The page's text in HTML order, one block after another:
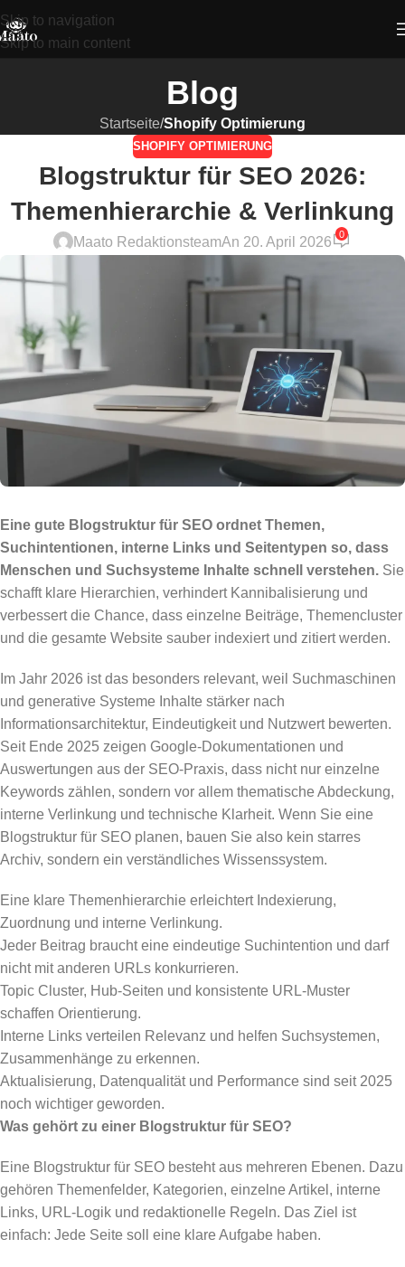
Skip to navigation
Skip to main content
Blog
Startseite/Shopify Optimierung
SHOPIFY OPTIMIERUNG
Blogstruktur für SEO 2026:
Themenhierarchie & Verlinkung
Maato RedaktionsteamAn 20. April 2026
0
Eine gute Blogstruktur für SEO ordnet Themen,
Suchintentionen, interne Links und Seitentypen so, dass
Menschen und Suchsysteme Inhalte schnell verstehen. Sie
schafft klare Hierarchien, verhindert Kannibalisierung und
verbessert die Chance, dass einzelne Beiträge, Themencluster
und die gesamte Website sauber indexiert und zitiert werden.
Im Jahr 2026 ist das besonders relevant, weil Suchmaschinen
und generative Systeme Inhalte stärker nach
Informationsarchitektur, Eindeutigkeit und Nutzwert bewerten.
Seit Ende 2025 zeigen Google-Dokumentationen und
Auswertungen aus der SEO-Praxis, dass nicht nur einzelne
Keywords zählen, sondern vor allem thematische Abdeckung,
interne Verlinkung und technische Klarheit. Wenn Sie eine
Blogstruktur für SEO planen, bauen Sie also kein starres
Archiv, sondern ein verständliches Wissenssystem.
Eine klare Themenhierarchie erleichtert Indexierung,
Zuordnung und interne Verlinkung.
Jeder Beitrag braucht eine eindeutige Suchintention und darf
nicht mit anderen URLs konkurrieren.
Topic Cluster, Hub-Seiten und konsistente URL-Muster
schaffen Orientierung.
Interne Links verteilen Relevanz und helfen Suchsystemen,
Zusammenhänge zu erkennen.
Aktualisierung, Datenqualität und Performance sind seit 2025
noch wichtiger geworden.
Was gehört zu einer Blogstruktur für SEO?
Eine Blogstruktur für SEO besteht aus mehreren Ebenen. Dazu
gehören Themenfelder, Kategorien, einzelne Artikel, interne
Links, URL-Logik und redaktionelle Regeln. Das Ziel ist
einfach: Jede Seite soll eine klare Aufgabe haben.